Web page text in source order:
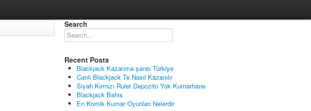
Search
Recent Posts
Blackjack Kazanma şansı Türkiye
Canlı Blackjack Te Nasıl Kazanılır
Siyah Kırmızı Rulet Depozito Yok Kumarhane
Blackjack Bahis
En Komik Kumar Oyunları Nelerdir